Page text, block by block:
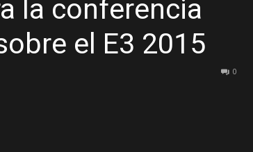
GAME
la conferencia
el E3 2015
0